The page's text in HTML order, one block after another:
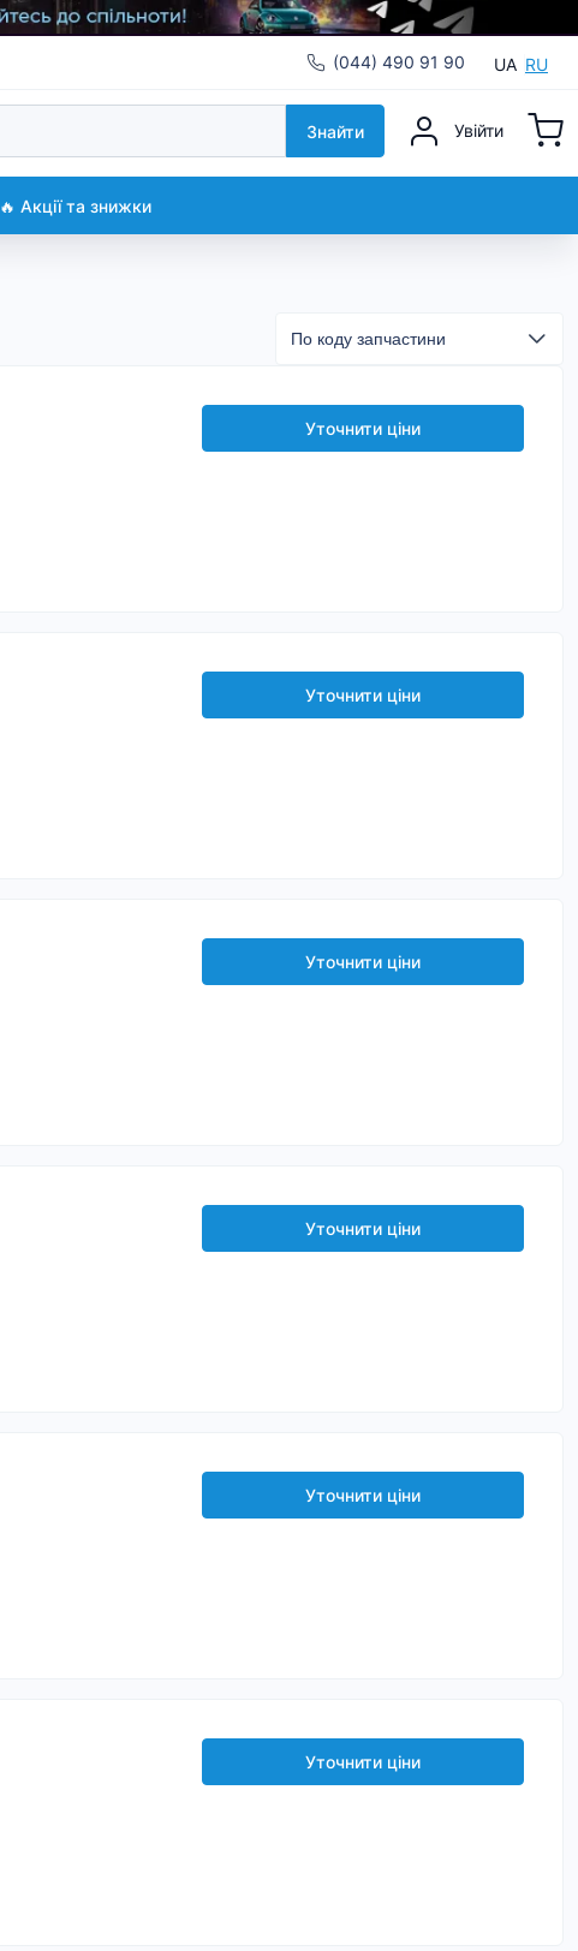
(044) 490 91 90 UA RU
Знайти Увійти
🔥 Акції та знижки
Уточнити ціни
Уточнити ціни
Уточнити ціни
Уточнити ціни
Уточнити ціни
Уточнити ціни